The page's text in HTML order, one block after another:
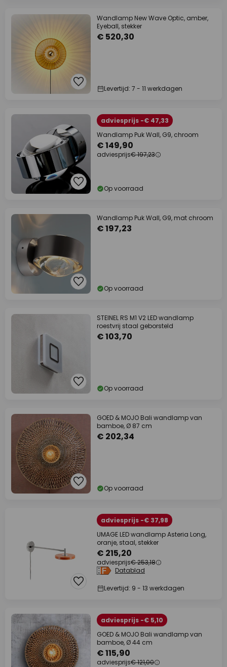
Wandlamp New Wave Optic, amber,
Eyeball, stekker
€ 520,30
Levertijd: 7 - 11 werkdagen
adviesprijs -€ 47,33
Wandlamp Puk Wall, G9, chroom
€ 149,90
adviesprijs€ 197,23
Op voorraad
Wandlamp Puk Wall, G9, mat chroom
€ 197,23
Op voorraad
STEINEL RS M1 V2 LED wandlamp
roestvrij staal geborsteld
€ 103,70
Op voorraad
GOED & MOJO Bali wandlamp van
bamboe, Ø 87 cm
€ 202,34
Op voorraad
adviesprijs -€ 37,98
UMAGE LED wandlamp Asteria Long,
oranje, staal, stekker
€ 215,20
adviesprijs€ 253,18
Datablad
Levertijd: 9 - 13 werkdagen
adviesprijs -€ 5,10
GOED & MOJO Bali wandlamp van
bamboe, Ø 44 cm
€ 115,90
adviesprijs€ 121,00